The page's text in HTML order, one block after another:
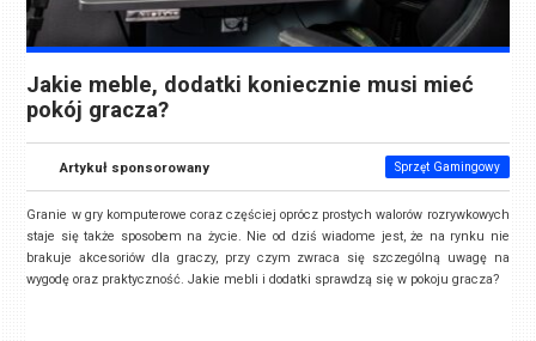
Jakie meble, dodatki koniecznie musi mieć
pokój gracza?
Artykuł sponsorowany Sprzęt Gamingowy
Granie w gry komputerowe coraz częściej oprócz prostych walorów rozrywkowych
staje się także sposobem na życie. Nie od dziś wiadome jest, że na rynku nie
brakuje akcesoriów dla graczy, przy czym zwraca się szczególną uwagę na
wygodę oraz praktyczność. Jakie mebli i dodatki sprawdzą się w pokoju gracza?